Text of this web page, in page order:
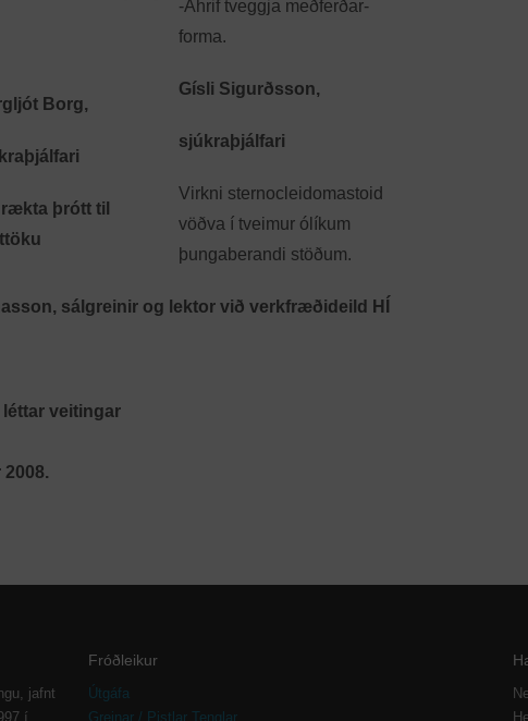
-Áhrif tveggja meðferðar­
forma.
Borg,
þrótt til
Gísli Sigurðsson,
sjúkraþjálfari
Virkni sternocleidomastoid
vöðva í tveimur ólíkum
þungaberandi stöðum.
sálgreinir og lektor við verkfræðideild HÍ
jafnt
í
Fróðleikur
Útgáfa
Greinar / Pistlar Tenglar